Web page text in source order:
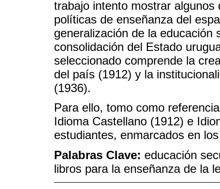
trabajo intento mostrar
políticas de enseñanza del
generalización de la educación
consolidación del Estado
seleccionado comprende la
del país (1912) y la
(1936).
Para ello, tomo como
Idioma Castellano (1912) e
estudiantes, enmarcados en
Palabras Clave: educación
libros para la enseñanza de la